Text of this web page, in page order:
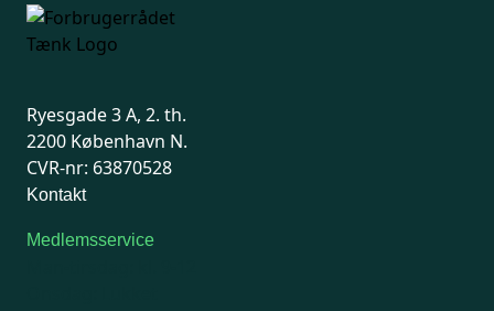
Ryesgade 3 A, 2. th.
2200 København N.
CVR-nr: 63870528
Kontakt
Medlemsservice